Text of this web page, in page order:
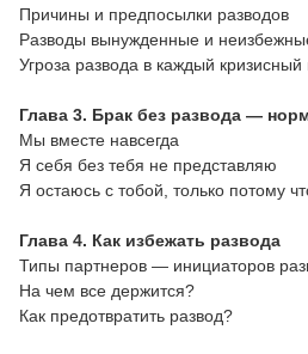
Причины и предпосылки разводов
Разводы вынужденные и
Угроза развода в каждый кризисный
Глава 3. Брак без развода —
Мы вместе навсегда
Я себя без тебя не представляю
Я остаюсь с тобой, только потому
Глава 4. Как избежать развода
Типы партнеров — инициаторов
На чем все держится?
Как предотвратить развод?